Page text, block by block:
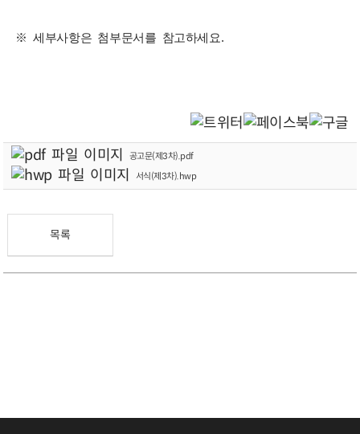
※ 세부사항은 첨부문서를 참고하세요.
공고문(제3차).pdf
서식(제3차).hwp
목록